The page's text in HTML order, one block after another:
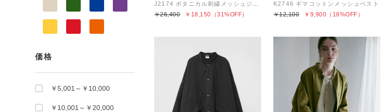
価格
￥5,001～￥10,000
￥10,001～￥20,000
J2174 ボタニカル刺繍メッシュジャケット
￥18,150
￥26,400 （31%OFF）
K2746 ギマコットンメッシュベスト
￥9,900
￥12,100 （18%OFF）